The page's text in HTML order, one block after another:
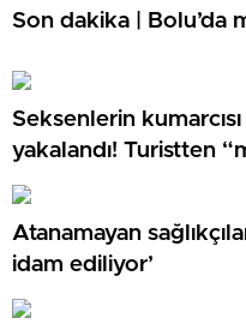
Son dakika | Bolu’da
Seksenlerin
yakalandı! Turistten
Atanamayan
idam ediliyor’